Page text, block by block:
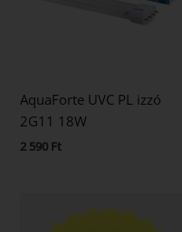
AquaForte UVC PL izzó
2G11 18W
2 590 Ft